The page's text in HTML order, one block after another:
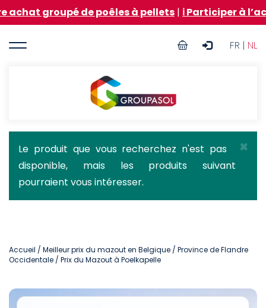
au
principal
de poêles à pellets|ℹ️ Participer à l’achat
FR | NL
User
Groupasol
×
Message
d'état
Le produit que vous recherchez n'est pas
disponible, mais les produits suivant
pourraient vous intéresser.
Accueil / Meilleur prix du mazout en Belgique / Province de Flandre
Occidentale / Prix du Mazout à Poelkapelle